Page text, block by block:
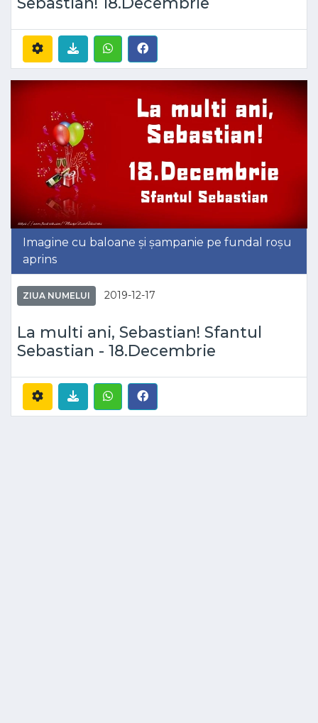
Imagine cu baloane și șampanie pe fundal roșu
aprins
ZIUA NUMELUI 2019-12-17
La multi ani, Sebastian! Sfantul
Sebastian - 18.Decembrie